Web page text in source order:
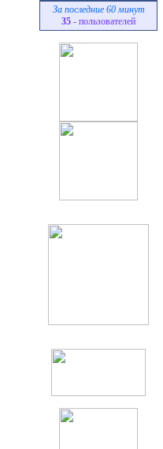
За последние 60 минут
35 - пользователей